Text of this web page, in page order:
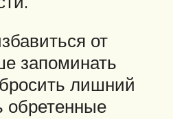
от
запоминать
лишний
обретенные